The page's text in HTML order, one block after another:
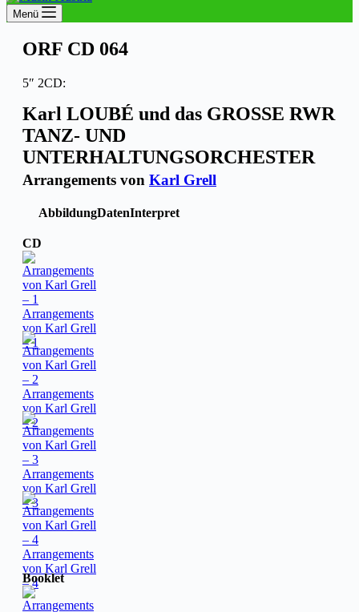
Menü
ORF CD 064
5″ 2CD:
Karl LOUBÉ und das GROSSE RWR
TANZ- UND
UNTERHALTUNGSORCHESTER
Arrangements von Karl Grell
AbbildungDatenInterpret
CD
Arrangements
von Karl Grell
– 1
Arrangements
von Karl Grell
– 2
Arrangements
von Karl Grell
– 3
Arrangements
von Karl Grell
– 4
Booklet